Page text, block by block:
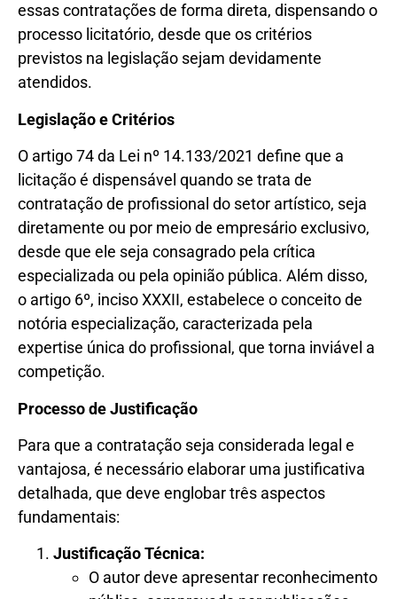
essas contratações de forma direta, dispensando o
processo licitatório, desde que os critérios
previstos na legislação sejam devidamente
atendidos.
Legislação e Critérios
O artigo 74 da Lei nº 14.133/2021 define que a
licitação é dispensável quando se trata de
contratação de profissional do setor artístico, seja
diretamente ou por meio de empresário exclusivo,
desde que ele seja consagrado pela crítica
especializada ou pela opinião pública. Além disso,
o artigo 6º, inciso XXXII, estabelece o conceito de
notória especialização, caracterizada pela
expertise única do profissional, que torna inviável a
competição.
Processo de Justificação
Para que a contratação seja considerada legal e
vantajosa, é necessário elaborar uma justificativa
detalhada, que deve englobar três aspectos
fundamentais:
Justificação Técnica:
O autor deve apresentar reconhecimento